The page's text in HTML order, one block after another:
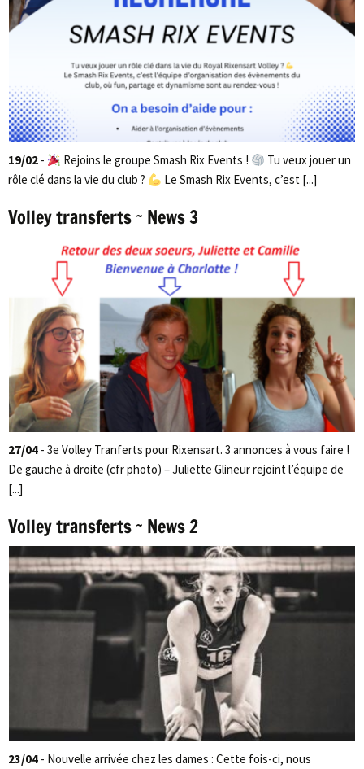
19/02 - Rejoins le groupe Smash Rix Events !
Tu veux jouer un
rôle clé dans la vie du club ?
Le Smash Rix Events, c’est [...]
Volley transferts ~ News 3
27/04 - 3e Volley Tranferts pour Rixensart. 3 annonces à vous faire !
De gauche à droite (cfr photo) – Juliette Glineur rejoint l’équipe de
[...]
Volley transferts ~ News 2
23/04 - Nouvelle arrivée chez les dames : Cette fois-ci, nous